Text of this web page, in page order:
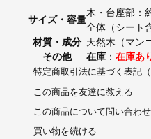
サイズ・容量
木・台座部：
全体（シート
材質・成分 天然木（マン
その他
在庫： 在庫あ
特定商取引法に基づく表記（
この商品を友達に教える
この商品について問い合わ
買い物を続ける